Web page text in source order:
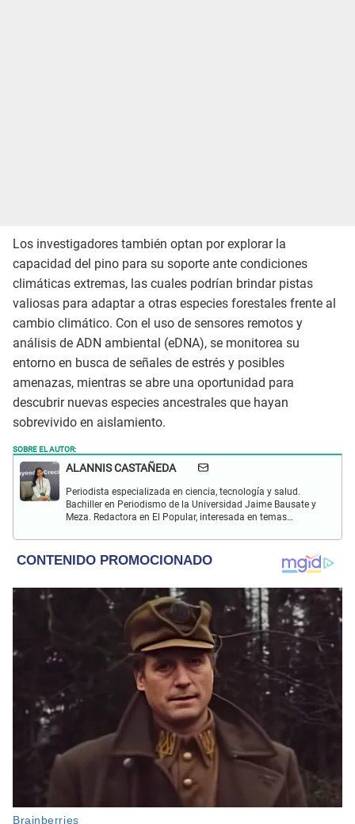
Los investigadores también optan por explorar la
capacidad del pino para su soporte ante condiciones
climáticas extremas, las cuales podrían brindar pistas
valiosas para adaptar a otras especies forestales frente al
cambio climático. Con el uso de sensores remotos y
análisis de ADN ambiental (eDNA), se monitorea su
entorno en busca de señales de estrés y posibles
amenazas, mientras se abre una oportunidad para
descubrir nuevas especies ancestrales que hayan
sobrevivido en aislamiento.
SOBRE EL AUTOR:
ALANNIS CASTAÑEDA
Periodista especializada en ciencia, tecnología y salud.
Bachiller en Periodismo de la Universidad Jaime Bausate y
Meza. Redactora en El Popular, interesada en temas
astronómicos, hallazgos y más.